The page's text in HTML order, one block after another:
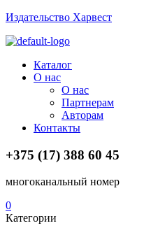
Издательство Харвест
Menu
Каталог
О нас
О нас
Партнерам
Авторам
Контакты
+375 (17) 388 60 45
многоканальный номер
0
Категории